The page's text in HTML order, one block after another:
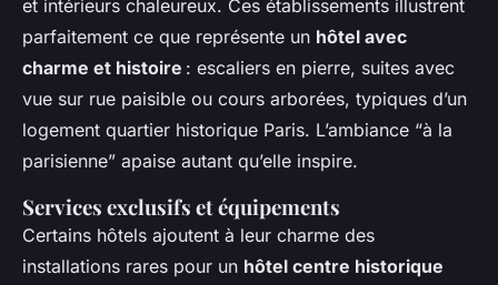
et intérieurs chaleureux. Ces établissements illustrent
parfaitement ce que représente un hôtel avec
charme et histoire : escaliers en pierre, suites avec
vue sur rue paisible ou cours arborées, typiques d’un
logement quartier historique Paris. L’ambiance “à la
parisienne” apaise autant qu’elle inspire.
Services exclusifs et équipements
Certains hôtels ajoutent à leur charme des
installations rares pour un hôtel centre historique